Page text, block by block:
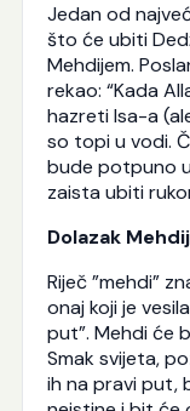
Jedan od
što će ubiti
Mehdijem.
rekao: “Kada
hazreti Isa-a
so topi u vodi.
bude potpuno
zaista ubiti
Dolazak
Riječ ”mehdi”
onaj koji je
put”. Mehdi će
Smak svijeta,
ih na pravi put,